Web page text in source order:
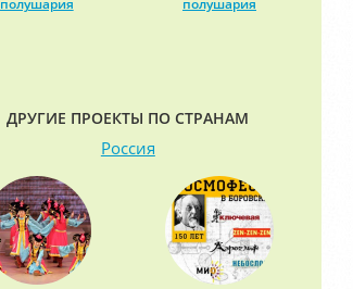
полушария
полушария
ДРУГИЕ ПРОЕКТЫ ПО СТРАНАМ
Россия